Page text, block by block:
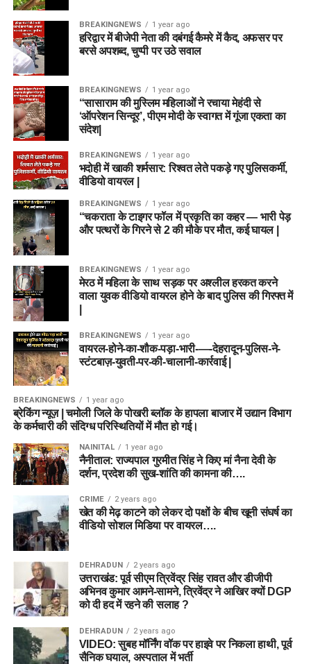
BREAKINGNEWS 1 year ago
हरिद्वार में बीजेपी नेता की दबंगई कैमरे में कैद, अफसर पर
बरसे अपशब्द, चुप्पी पर उठे सवाल
BREAKINGNEWS 1 year ago
“सासाराम की मुस्लिम महिलाओं ने रचाया मेहंदी से
‘ऑपरेशन सिन्दूर’, पीएम मोदी के स्वागत में गूंजा एकता का
संदेश|
BREAKINGNEWS 1 year ago
भदोही में खाकी शर्मसार: रिश्वत लेते पकड़े गए पुलिसकर्मी,
वीडियो वायरल |
BREAKINGNEWS 1 year ago
“चकराता के टाइगर फॉल में प्रकृति का कहर — भारी पेड़
और पत्थरों के गिरने से 2 की मौके पर मौत, कई घायल |
BREAKINGNEWS 1 year ago
मेरठ में महिला के साथ सड़क पर अश्लील हरकत करने
वाला युवक वीडियो वायरल होने के बाद पुलिस की गिरफ्त में
BREAKINGNEWS 1 year ago
वायरल-होने-का-शौक-पड़ा-भारी-—-देहरादून-पुलिस-ने-
स्टंटबाज़-युवती-पर-की-चालानी-कार्रवाई |
BREAKINGNEWS 1 year ago
ब्रेकिंग न्यूज़ | चमोली जिले के पोखरी ब्लॉक के हापला बाजार में उद्यान विभाग
के कर्मचारी की संदिग्ध परिस्थितियों में मौत हो गई।
NAINITAL 1 year ago
नैनीताल: राज्यपाल गुरमीत सिंह ने किए मां नैना देवी के
दर्शन, प्रदेश की सुख-शांति की कामना की….
CRIME 2 years ago
खेत की मेढ़ काटने को लेकर दो पक्षों के बीच खूनी संघर्ष का
वीडियो सोशल मिडिया पर वायरल….
DEHRADUN 2 years ago
उत्तराखंड: पूर्व सीएम त्रिवेंद्र सिंह रावत और डीजीपी
अभिनव कुमार आमने-सामने, त्रिवेंद्र ने आखिर क्यों DGP
को दी हद में रहने की सलाह ?
DEHRADUN 2 years ago
VIDEO: सुबह मॉर्निंग वॉक पर हाइवे पर निकला हाथी, पूर्व
सैनिक घयाल, अस्पताल में भर्ती